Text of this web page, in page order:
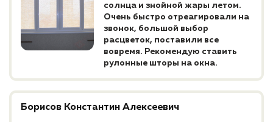
солнца и знойной жары летом.
Очень быстро отреагировали на
звонок, большой выбор
расцветок, поставили все
вовремя. Рекомендую ставить
рулонные шторы на окна.
Борисов Константин Алексеевич